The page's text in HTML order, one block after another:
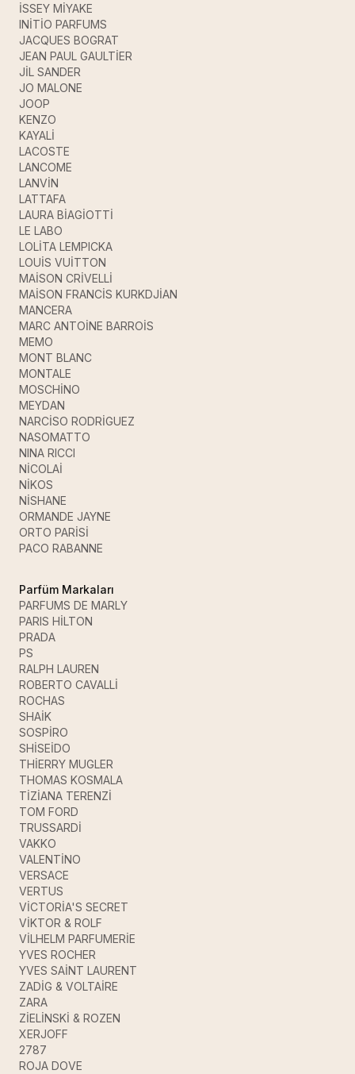
İSSEY MİYAKE
INİTİO PARFUMS
JACQUES BOGRAT
JEAN PAUL GAULTİER
JİL SANDER
JO MALONE
JOOP
KENZO
KAYALİ
LACOSTE
LANCOME
LANVİN
LATTAFA
LAURA BİAGİOTTİ
LE LABO
LOLİTA LEMPICKA
LOUİS VUİTTON
MAİSON CRİVELLİ
MAİSON FRANCİS KURKDJİAN
MANCERA
MARC ANTOİNE BARROİS
MEMO
MONT BLANC
MONTALE
MOSCHİNO
MEYDAN
NARCİSO RODRİGUEZ
NASOMATTO
NINA RICCI
NİCOLAİ
NİKOS
NİSHANE
ORMANDE JAYNE
ORTO PARİSİ
PACO RABANNE
Parfüm Markaları
PARFUMS DE MARLY
PARIS HİLTON
PRADA
PS
RALPH LAUREN
ROBERTO CAVALLİ
ROCHAS
SHAİK
SOSPİRO
SHİSEİDO
THİERRY MUGLER
THOMAS KOSMALA
TİZİANA TERENZİ
TOM FORD
TRUSSARDİ
VAKKO
VALENTİNO
VERSACE
VERTUS
VİCTORİA'S SECRET
VİKTOR & ROLF
VİLHELM PARFUMERİE
YVES ROCHER
YVES SAİNT LAURENT
ZADİG & VOLTAİRE
ZARA
ZİELİNSKİ & ROZEN
XERJOFF
2787
ROJA DOVE